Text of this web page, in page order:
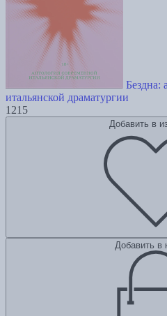
Бездна:
итальянской драматургии
1215
Добавить в
Добавить в